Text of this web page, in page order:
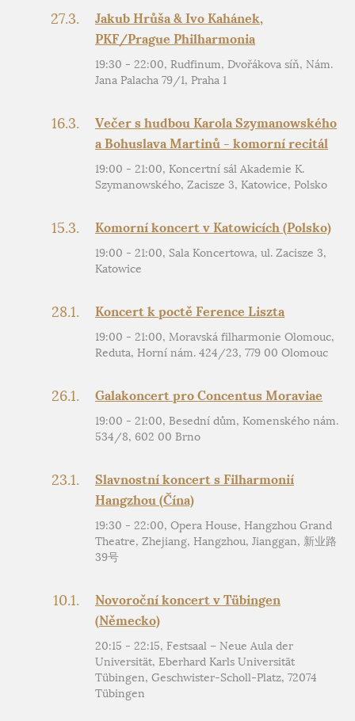
27.3.
Jakub Hrůša & Ivo Kahánek,
PKF/Prague Philharmonia
19:30 - 22:00, Rudfinum, Dvořákova síň, Nám.
Jana Palacha 79/1, Praha 1
16.3.
Večer s hudbou Karola Szymanowského
a Bohuslava Martinů - komorní recitál
19:00 - 21:00, Koncertní sál Akademie K.
Szymanowského, Zacisze 3, Katowice, Polsko
15.3. Komorní koncert v Katowicích (Polsko)
19:00 - 21:00, Sala Koncertowa, ul. Zacisze 3,
Katowice
28.1. Koncert k poctě Ference Liszta
19:00 - 21:00, Moravská filharmonie Olomouc,
Reduta, Horní nám. 424/23, 779 00 Olomouc
26.1. Galakoncert pro Concentus Moraviae
19:00 - 21:00, Besední dům, Komenského nám.
534/8, 602 00 Brno
23.1.
Slavnostní koncert s Filharmonií
Hangzhou (Čína)
19:30 - 22:00, Opera House, Hangzhou Grand
Theatre, Zhejiang, Hangzhou, Jianggan, 新业路
39号
10.1.
Novoroční koncert v Tübingen
(Německo)
20:15 - 22:15, Festsaal – Neue Aula der
Universität, Eberhard Karls Universität
Tübingen, Geschwister-Scholl-Platz, 72074
Tübingen